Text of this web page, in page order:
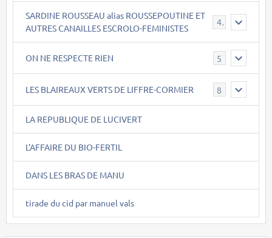
SARDINE ROUSSEAU alias ROUSSEPOUTINE ET
AUTRES CANAILLES ESCROLO-FEMINISTES
40
ON NE RESPECTE RIEN 5
LES BLAIREAUX VERTS DE LIFFRE-CORMIER 8
LA REPUBLIQUE DE LUCIVERT
L'AFFAIRE DU BIO-FERTIL
DANS LES BRAS DE MANU
tirade du cid par manuel vals